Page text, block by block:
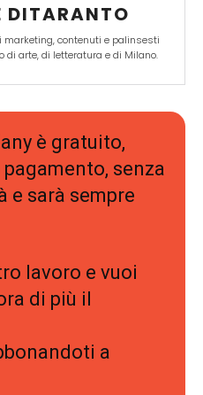
DITARANTO
marketing, contenuti e palinsesti
di arte, di letteratura e di Milano.
è gratuito,
senza
e sarà sempre
lavoro e vuoi
di più il
a